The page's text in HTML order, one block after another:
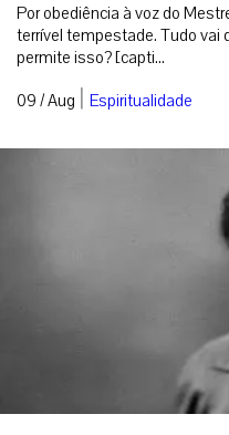
Por obediência à voz do
terrível tempestade. Tudo vai
permite isso? [capti...
09 / Aug | Espiritualidade